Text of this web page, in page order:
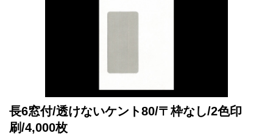
長6窓付/透けないケント80/〒枠なし/2色印
刷/4,000枚